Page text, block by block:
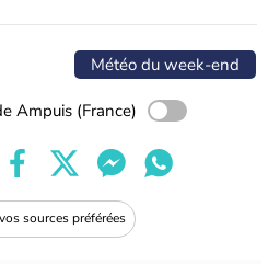
Météo du week-end
Ampuis (France)
sources préférées